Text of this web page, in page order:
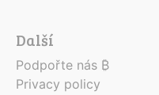
Další
Podpořte nás ₿
Privacy policy